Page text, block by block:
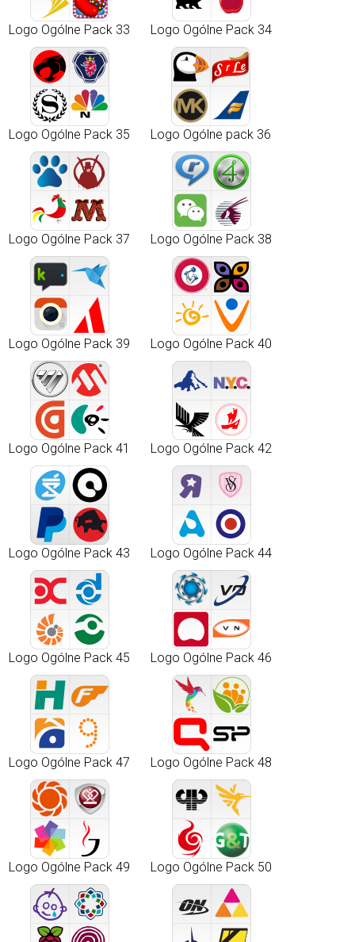
Logo Ogólne Pack 33 Logo Ogólne Pack 34
Logo Ogólne Pack 35 Logo Ogólne pack 36
Logo Ogólne Pack 37 Logo Ogólne Pack 38
Logo Ogólne Pack 39 Logo Ogólne Pack 40
Logo Ogólne Pack 41 Logo Ogólne Pack 42
Logo Ogólne Pack 43 Logo Ogólne Pack 44
Logo Ogólne Pack 45 Logo Ogólne Pack 46
Logo Ogólne Pack 47 Logo Ogólne Pack 48
Logo Ogólne Pack 49 Logo Ogólne Pack 50